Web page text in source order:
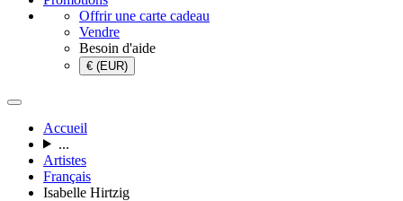
Offrir une carte cadeau
Vendre
Besoin d'aide
€ (EUR)
Accueil
...
Artistes
Français
Isabelle Hirtzig